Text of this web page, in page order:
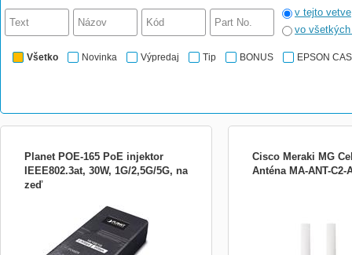
v tejto vetve
vo
Všetko Novinka Výpredaj Tip BONUS EPSON
Planet POE-165 PoE injektor
IEEE802.3at, 30W, 1G/2,5G/5G, na
zeď
po Ethernetovém kabelu. Část pro
napájení vzdálených zařízení standardu
802.3at (injektor) do příkonu až 30 W.
Instaluje se na zeď nebo na desku. Interní
napájecí zdroj....
Cisco Meraki MG
Anténa MA-ANT-C2-